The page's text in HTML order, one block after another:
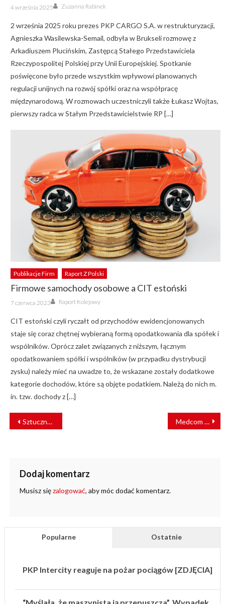
Posted
on
4 września 2025 Author
Zuzanna Rabinek
2 września 2025 roku prezes PKP CARGO S.A. w restrukturyzacji,
Agnieszka Wasilewska-Semail, odbyła w Brukseli rozmowę z
Arkadiuszem Plucińskim, Zastępcą Stałego Przedstawiciela
Rzeczypospolitej Polskiej przy Unii Europejskiej. Spotkanie
poświęcone było przede wszystkim wpływowi planowanych
regulacji unijnych na rozwój spółki oraz na współpracę
międzynarodową. W rozmowach uczestniczyli także Łukasz Wojtas,
pierwszy radca w Stałym Przedstawicielstwie RP […]
Publikacje Firm Raport Z Polski
Firmowe samochody osobowe a CIT estoński
Posted
on
7 czerwca 2023 Author
Raport Kolejowy
CIT estoński czyli ryczałt od przychodów ewidencjonowanych
staje się coraz chętnej wybieraną formą opodatkowania dla spółek i
wspólników. Oprócz zalet związanych z niższym, łącznym
opodatkowaniem spółki i wspólników (w przypadku dystrybucji
zysku) należy mieć na uwadze to, że wskazane zostały dodatkowe
kategorie dochodów, które są objęte podatkiem. Należą do nich m.
in. tzw. dochody z […]
NAWIGACJA
WPISU
Sztuczna inteligencja zwiększy bezpieczeństwo na drogach? Medcom laureatem Zielonej Nagrody Kolejowej
Dodaj komentarz
Musisz sięzalogować, aby móc dodać komentarz.
Popularne Ostatnie
PKP Intercity reaguje na pożar pociągów [ZDJĘCIA]
“Myślała, że maszynista ją przepuszcza”. Wypadek